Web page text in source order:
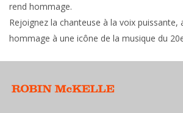
rend hommage.
Rejoignez la chanteuse à la voix puissante,
hommage à une icône de la musique du